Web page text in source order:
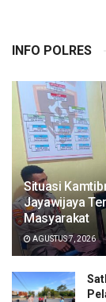
INFO POLRES
Situasi
Jayawijaya
Masyarakat
AGUSTUS 7, 2026